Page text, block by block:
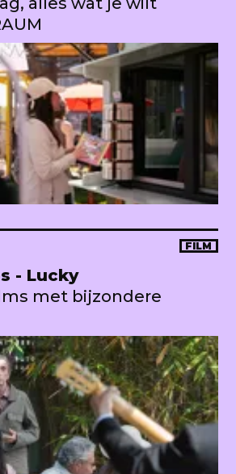
FILM
- Lucky
met bijzondere